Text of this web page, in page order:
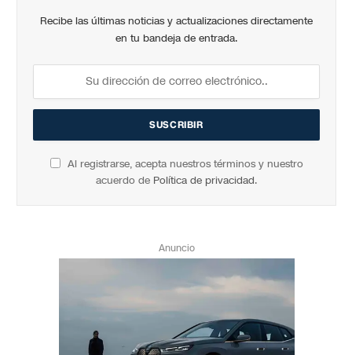
Recibe las últimas noticias y actualizaciones directamente
en tu bandeja de entrada.
Al registrarse, acepta nuestros términos y nuestro
acuerdo de Política de privacidad.
Anuncio